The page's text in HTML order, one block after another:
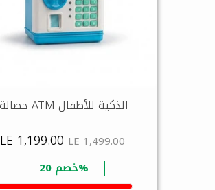
حصالة ATM الذكية للأطفال
LE 1,199.00 LE 1,499.00
خصم 20%